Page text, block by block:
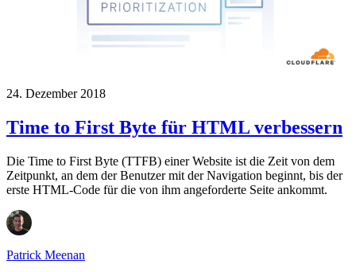
24. Dezember 2018
Time to First Byte für HTML verbessern
Die Time to First Byte (TTFB) einer Website ist die Zeit von dem
Zeitpunkt, an dem der Benutzer mit der Navigation beginnt, bis der
erste HTML-Code für die von ihm angeforderte Seite ankommt.
Patrick Meenan